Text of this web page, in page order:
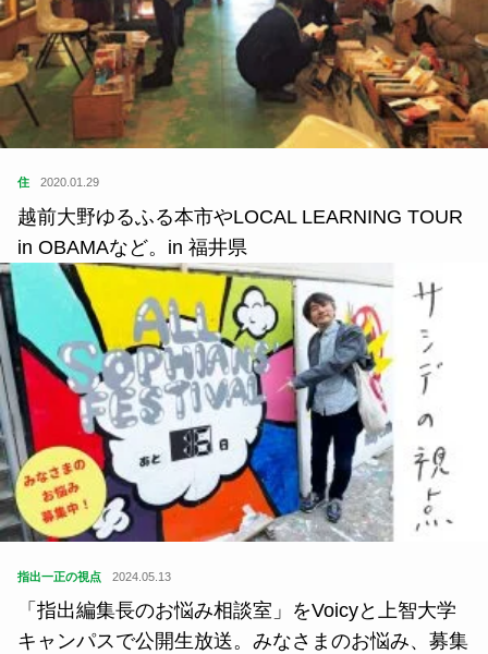
住 2020.01.29
越前大野ゆるふる本市やLOCAL LEARNING TOUR
in OBAMAなど。in 福井県
指出一正の視点 2024.05.13
「指出編集長のお悩み相談室」をVoicyと上智大学
キャンパスで公開生放送。みなさまのお悩み、募集